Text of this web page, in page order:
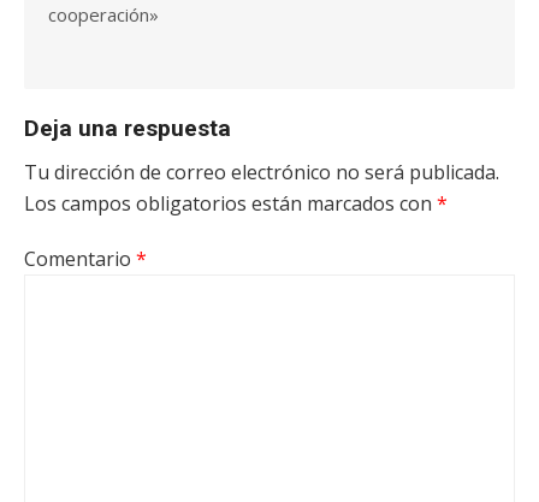
cooperación»
Deja una respuesta
Tu dirección de correo electrónico no será publicada.
Los campos obligatorios están marcados con *
Comentario *